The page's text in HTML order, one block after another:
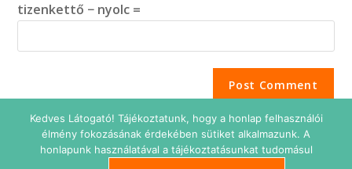
tizenkettő − nyolc =
Kedves Látogató! Tájékoztatunk, hogy a honlap felhasználói
élmény fokozásának érdekében sütiket alkalmazunk. A
honlapunk használatával a tájékoztatásunkat tudomásul